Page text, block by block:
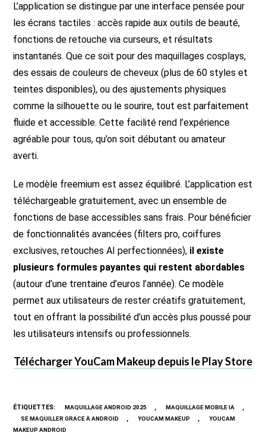
L’application se distingue par une interface pensée pour
les écrans tactiles : accès rapide aux outils de beauté,
fonctions de retouche via curseurs, et résultats
instantanés. Que ce soit pour des maquillages cosplays,
des essais de couleurs de cheveux (plus de 60 styles et
teintes disponibles), ou des ajustements physiques
comme la silhouette ou le sourire, tout est parfaitement
fluide et accessible. Cette facilité rend l’expérience
agréable pour tous, qu’on soit débutant ou amateur
averti.
Le modèle freemium est assez équilibré. L’application est
téléchargeable gratuitement, avec un ensemble de
fonctions de base accessibles sans frais. Pour bénéficier
de fonctionnalités avancées (filters pro, coiffures
exclusives, retouches AI perfectionnées), il existe
plusieurs formules payantes qui restent abordables
(autour d’une trentaine d’euros l’année). Ce modèle
permet aux utilisateurs de rester créatifs gratuitement,
tout en offrant la possibilité d’un accès plus poussé pour
les utilisateurs intensifs ou professionnels.
Télécharger YouCam Makeup depuis le Play Store
ÉTIQUETTES: MAQUILLAGE ANDROID 2025 , MAQUILLAGE MOBILE IA ,
SE MAQUILLER GRACE À ANDROID , YOUCAM MAKEUP ,
YOUCAM
MAKEUP ANDROID